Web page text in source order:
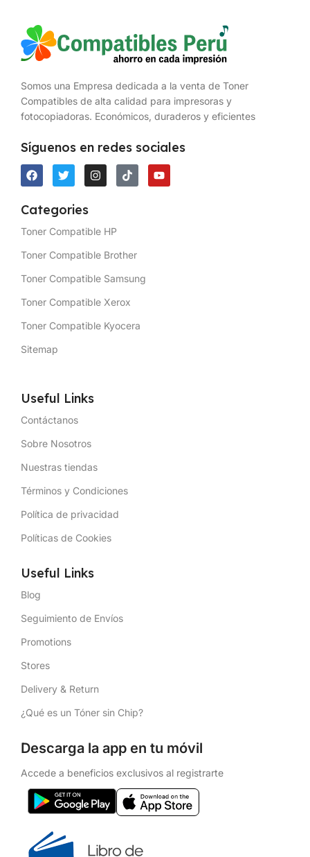
Somos una Empresa dedicada a la venta de Toner
Compatibles de alta calidad para impresoras y
fotocopiadoras. Económicos, duraderos y eficientes
Síguenos en redes sociales
Categories
Toner Compatible HP
Toner Compatible Brother
Toner Compatible Samsung
Toner Compatible Xerox
Toner Compatible Kyocera
Sitemap
Useful Links
Contáctanos
Sobre Nosotros
Nuestras tiendas
Términos y Condiciones
Política de privacidad
Políticas de Cookies
Useful Links
Blog
Seguimiento de Envíos
Promotions
Stores
Delivery & Return
¿Qué es un Tóner sin Chip?
Descarga la app en tu móvil
Accede a beneficios exclusivos al registrarte